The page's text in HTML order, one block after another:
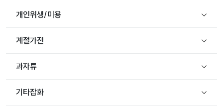
개인위생/미용
계절가전
과자류
기타잡화